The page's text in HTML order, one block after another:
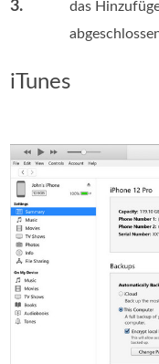
3.
das
iTunes